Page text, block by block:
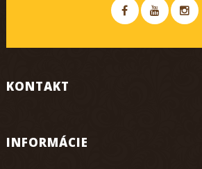
KONTAKT
INFORMÁCIE